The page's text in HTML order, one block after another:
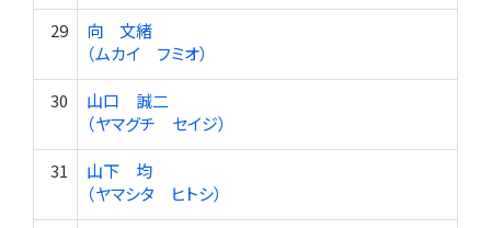
29
向 文緒
（ムカイ フミオ）
30
山口 誠二
（ヤマグチ セイジ）
31
山下 均
（ヤマシタ ヒトシ）